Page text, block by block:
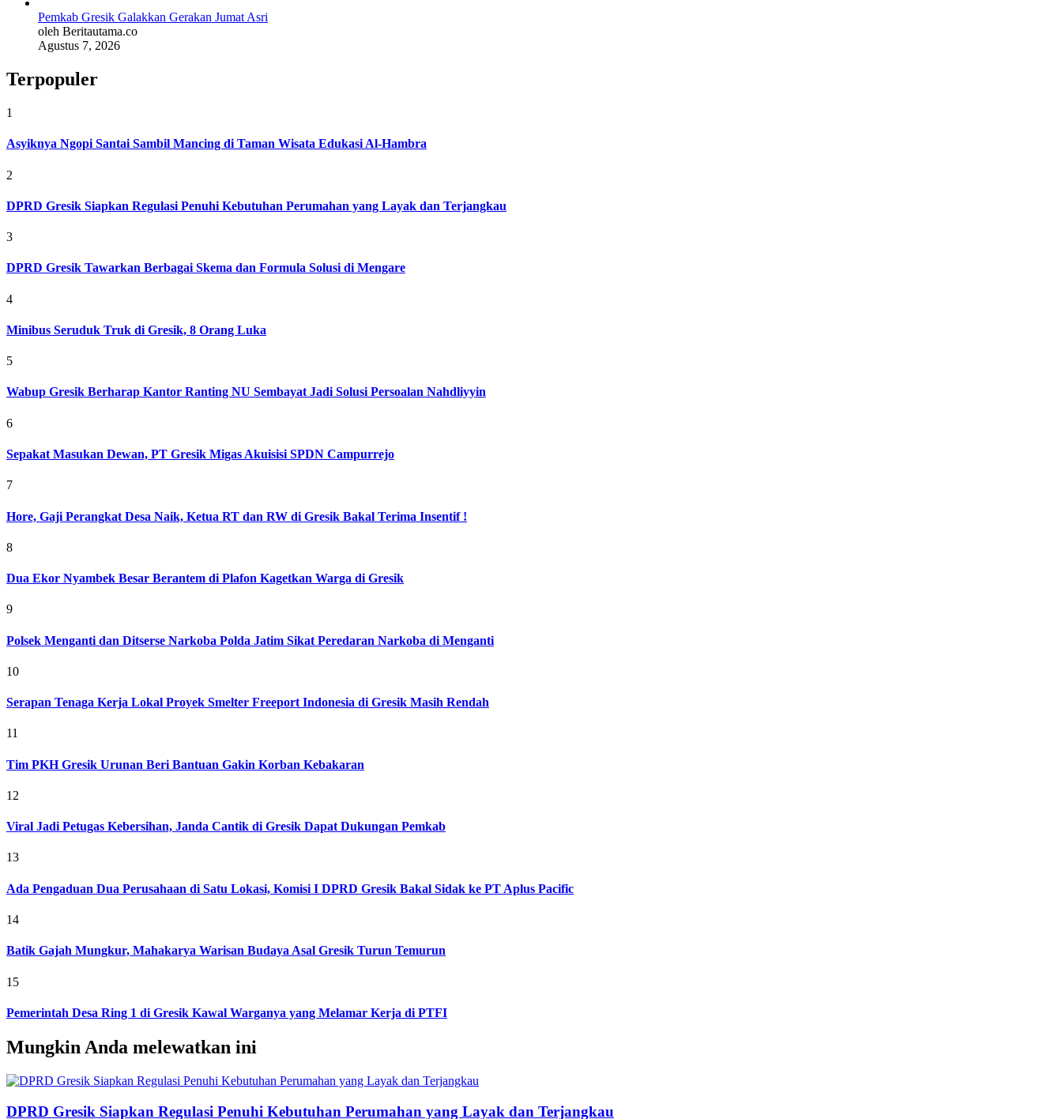
Pemkab Gresik Galakkan Gerakan Jumat Asri
oleh Beritautama.co
Agustus 7, 2026
Terpopuler
1
Asyiknya Ngopi Santai Sambil Mancing di Taman Wisata Edukasi Al-Hambra
2
DPRD Gresik Siapkan Regulasi Penuhi Kebutuhan Perumahan yang Layak dan Terjangkau
3
DPRD Gresik Tawarkan Berbagai Skema dan Formula Solusi di Mengare
4
Minibus Seruduk Truk di Gresik, 8 Orang Luka
5
Wabup Gresik Berharap Kantor Ranting NU Sembayat Jadi Solusi Persoalan Nahdliyyin
6
Sepakat Masukan Dewan, PT Gresik Migas Akuisisi SPDN Campurrejo
7
Hore, Gaji Perangkat Desa Naik, Ketua RT dan RW di Gresik Bakal Terima Insentif !
8
Dua Ekor Nyambek Besar Berantem di Plafon Kagetkan Warga di Gresik
9
Polsek Menganti dan Ditserse Narkoba Polda Jatim Sikat Peredaran Narkoba di Menganti
10
Serapan Tenaga Kerja Lokal Proyek Smelter Freeport Indonesia di Gresik Masih Rendah
11
Tim PKH Gresik Urunan Beri Bantuan Gakin Korban Kebakaran
12
Viral Jadi Petugas Kebersihan, Janda Cantik di Gresik Dapat Dukungan Pemkab
13
Ada Pengaduan Dua Perusahaan di Satu Lokasi, Komisi I DPRD Gresik Bakal Sidak ke PT Aplus Pacific
14
Batik Gajah Mungkur, Mahakarya Warisan Budaya Asal Gresik Turun Temurun
15
Pemerintah Desa Ring 1 di Gresik Kawal Warganya yang Melamar Kerja di PTFI
Mungkin Anda melewatkan ini
DPRD Gresik Siapkan Regulasi Penuhi Kebutuhan Perumahan yang Layak dan Terjangkau